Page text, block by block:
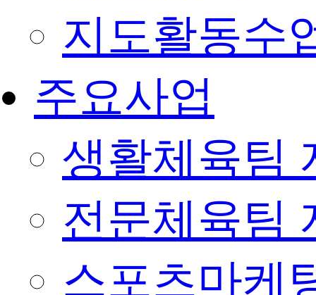
지도활동수
주요사업
생활체육팀
전문체육팀
스포츠마케